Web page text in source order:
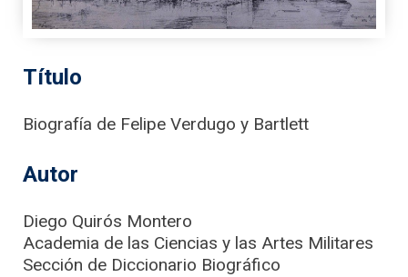
Título
Biografía de Felipe Verdugo y Bartlett
Autor
Diego Quirós Montero
Academia de las Ciencias y las Artes Militares
Sección de Diccionario Biográfico